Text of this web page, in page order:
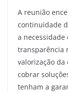
A reunião
continuidade
a
transparência
valorização da
cobrar
tenham a